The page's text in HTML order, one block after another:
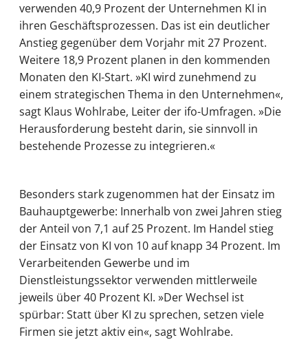
verwenden 40,9 Prozent der Unternehmen KI in
ihren Geschäftsprozessen. Das ist ein deutlicher
Anstieg gegenüber dem Vorjahr mit 27 Prozent.
Weitere 18,9 Prozent planen in den kommenden
Monaten den KI-Start. »KI wird zunehmend zu
einem strategischen Thema in den Unternehmen«,
sagt Klaus Wohlrabe, Leiter der ifo-Umfragen. »Die
Herausforderung besteht darin, sie sinnvoll in
bestehende Prozesse zu integrieren.«
Besonders stark zugenommen hat der Einsatz im
Bauhauptgewerbe: Innerhalb von zwei Jahren stieg
der Anteil von 7,1 auf 25 Prozent. Im Handel stieg
der Einsatz von KI von 10 auf knapp 34 Prozent. Im
Verarbeitenden Gewerbe und im
Dienstleistungssektor verwenden mittlerweile
jeweils über 40 Prozent KI. »Der Wechsel ist
spürbar: Statt über KI zu sprechen, setzen viele
Firmen sie jetzt aktiv ein«, sagt Wohlrabe.